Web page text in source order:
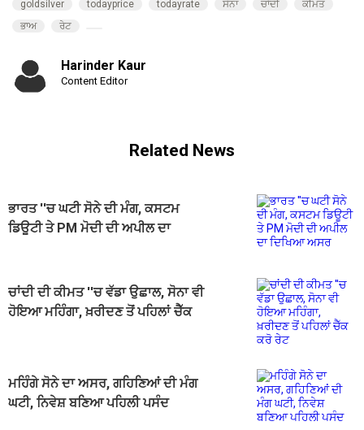
goldsilver todayprice todayrate ਸੋਨਾ ਚਾਂਦੀ
ਕੀਮਤ
ਭਾਅ
ਰੇਟ
Harinder Kaur
Content Editor
Related News
ਭਾਰਤ ''ਚ ਘਟੀ ਸੋਨੇ ਦੀ ਮੰਗ, ਕਸਟਮ
ਡਿਊਟੀ ਤੇ PM ਮੋਦੀ ਦੀ ਅਪੀਲ ਦਾ
ਚਾਂਦੀ ਦੀ ਕੀਮਤ ''ਚ ਵੱਡਾ ਉਛਾਲ, ਸੋਨਾ ਵੀ
ਹੋਇਆ ਮਹਿੰਗਾ, ਖ਼ਰੀਦਣ ਤੋਂ ਪਹਿਲਾਂ ਚੈੱਕ
ਮਹਿੰਗੇ ਸੋਨੇ ਦਾ ਅਸਰ, ਗਹਿਣਿਆਂ ਦੀ ਮੰਗ
ਘਟੀ, ਨਿਵੇਸ਼ ਬਣਿਆ ਪਹਿਲੀ ਪਸੰਦ